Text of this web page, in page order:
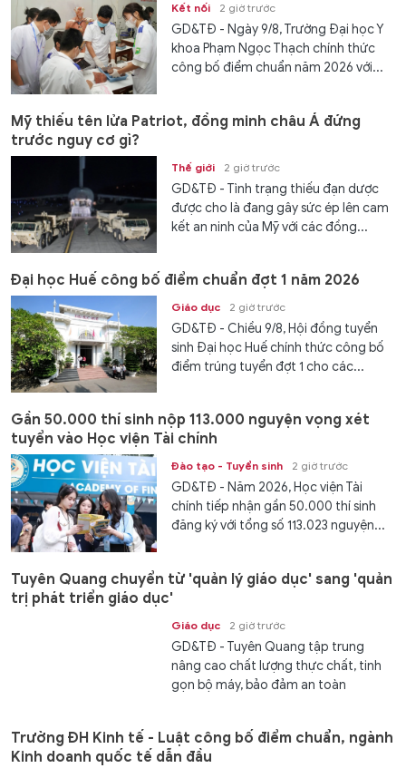
Kết nối 2 giờ trước
GD&TĐ - Ngày 9/8, Trường Đại học Y
khoa Phạm Ngọc Thạch chính thức
công bố điểm chuẩn năm 2026 với...
Mỹ thiếu tên lửa Patriot, đồng minh châu Á đứng
trước nguy cơ gì?
Thế giới 2 giờ trước
GD&TĐ - Tình trạng thiếu đạn dược
được cho là đang gây sức ép lên cam
kết an ninh của Mỹ với các đồng...
Đại học Huế công bố điểm chuẩn đợt 1 năm 2026
Giáo dục 2 giờ trước
GD&TĐ - Chiều 9/8, Hội đồng tuyển
sinh Đại học Huế chính thức công bố
điểm trúng tuyển đợt 1 cho các...
Gần 50.000 thí sinh nộp 113.000 nguyện vọng xét
tuyển vào Học viện Tài chính
Đào tạo - Tuyển sinh 2 giờ trước
GD&TĐ - Năm 2026, Học viện Tài
chính tiếp nhận gần 50.000 thí sinh
đăng ký với tổng số 113.023 nguyện...
Tuyên Quang chuyển từ 'quản lý giáo dục' sang 'quản
trị phát triển giáo dục'
Giáo dục 2 giờ trước
GD&TĐ - Tuyên Quang tập trung
nâng cao chất lượng thực chất, tinh
gọn bộ máy, bảo đảm an toàn
Trường ĐH Kinh tế - Luật công bố điểm chuẩn, ngành
Kinh doanh quốc tế dẫn đầu